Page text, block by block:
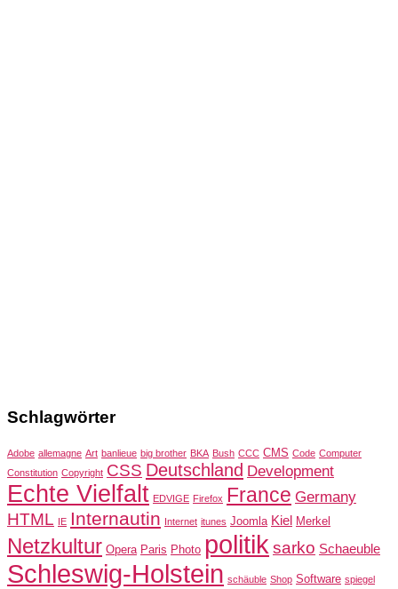
Schlagwörter
Adobe allemagne Art banlieue big brother BKA Bush CCC CMS Code Computer
Constitution Copyright CSS Deutschland Development
Echte Vielfalt EDVIGE Firefox France Germany
HTML IE Internautin Internet itunes Joomla Kiel Merkel
Netzkultur Opera Paris Photo politik sarko Schaeuble
Schleswig-Holstein schäuble Shop Software spiegel